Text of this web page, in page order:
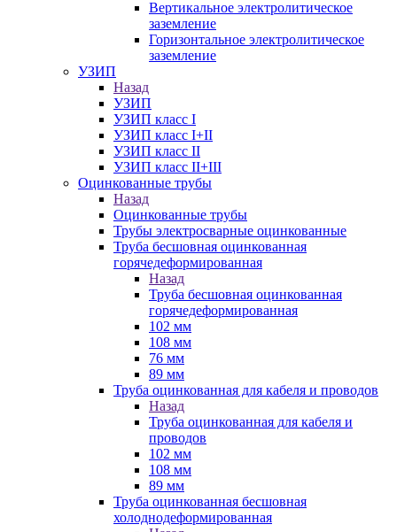
Вертикальное электролитическое
заземление
Горизонтальное электролитическое
заземление
УЗИП
Назад
УЗИП
УЗИП класс I
УЗИП класс I+II
УЗИП класс II
УЗИП класс II+III
Оцинкованные трубы
Назад
Оцинкованные трубы
Трубы электросварные оцинкованные
Труба бесшовная оцинкованная
горячедеформированная
Назад
Труба бесшовная оцинкованная
горячедеформированная
102 мм
108 мм
76 мм
89 мм
Труба оцинкованная для кабеля и проводов
Назад
Труба оцинкованная для кабеля и
проводов
102 мм
108 мм
89 мм
Труба оцинкованная бесшовная
холоднодеформированная